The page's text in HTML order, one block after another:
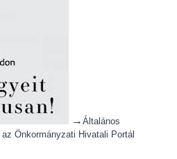
→ Általános
Önkormányzati Hivatali Portál